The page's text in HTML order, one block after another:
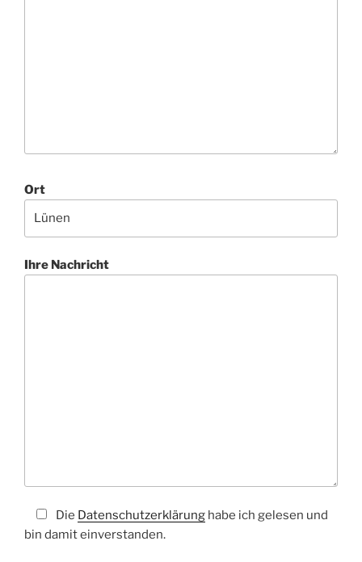
Ort
Ihre Nachricht
Die Datenschutzerklärunghabe ich gelesen und
bin damit einverstanden.